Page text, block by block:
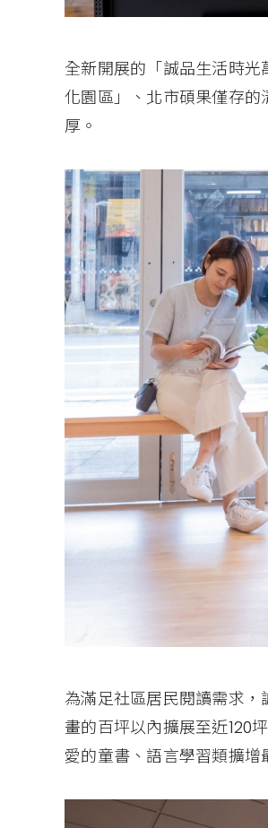
全新開展的「誠品生活時
化園區」、北市碩果僅存
厚。
為滿足社區居民閱讀需求
畫的百坪以內擴展至近120
愛的童書、語言學習類擴